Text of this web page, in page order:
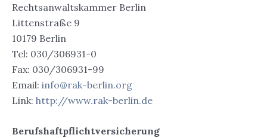
Rechtsanwaltskammer Berlin
Littenstraße 9
10179 Berlin
Tel: 030/306931-0
Fax: 030/306931-99
Email: info@rak-berlin.org
Link: http://www.rak-berlin.de
Berufshaftpflichtversicherung